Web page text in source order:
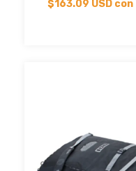
$163.09 USD con